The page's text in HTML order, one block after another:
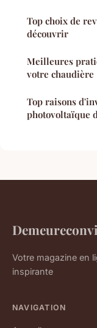
Top choix de
découvrir
Meilleures
votre chaudière
Top raisons
photovoltaïque
Votre magazine en
inspirante
NAVIGATION